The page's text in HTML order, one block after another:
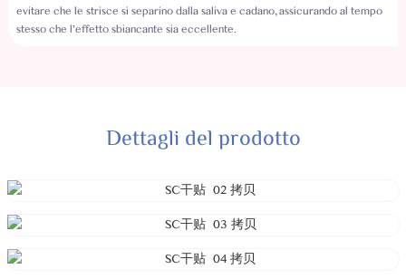
evitare che le strisce si separino dalla saliva e cadano, assicurando al tempo
stesso che l'effetto sbiancante sia eccellente.
Dettagli del prodotto